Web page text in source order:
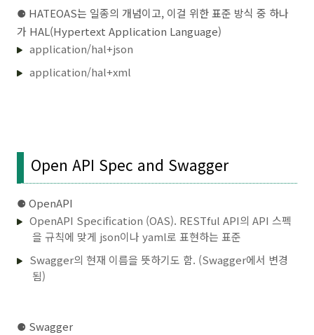
⚈ HATEOAS는 일종의 개념이고, 이걸 위한 표준 방식 중 하나
가 HAL(Hypertext Application Language)
application/hal+json
application/hal+xml
Open API Spec and Swagger
⚈ OpenAPI
OpenAPI Specification (OAS). RESTful API의 API 스펙
을 규칙에 맞게 json이나 yaml로 표현하는 표준
Swagger의 현재 이름을 뜻하기도 함. (Swagger에서 변경
됨)
⚈ Swagger